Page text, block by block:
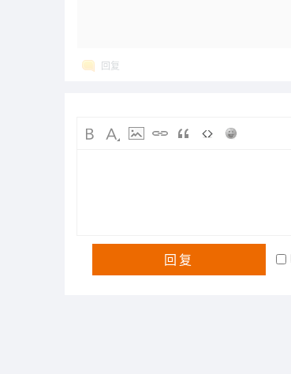
回复
回复